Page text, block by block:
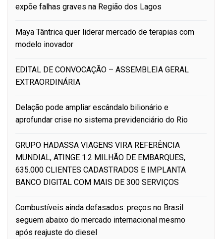
expõe falhas graves na Região dos Lagos
Maya Tântrica quer liderar mercado de terapias com
modelo inovador
EDITAL DE CONVOCAÇÃO – ASSEMBLEIA GERAL
EXTRAORDINÁRIA
Delação pode ampliar escândalo bilionário e
aprofundar crise no sistema previdenciário do Rio
GRUPO HADASSA VIAGENS VIRA REFERÊNCIA
MUNDIAL, ATINGE 1.2 MILHÃO DE EMBARQUES,
635.000 CLIENTES CADASTRADOS E IMPLANTA
BANCO DIGITAL COM MAIS DE 300 SERVIÇOS
Combustíveis ainda defasados: preços no Brasil
seguem abaixo do mercado internacional mesmo
após reajuste do diesel